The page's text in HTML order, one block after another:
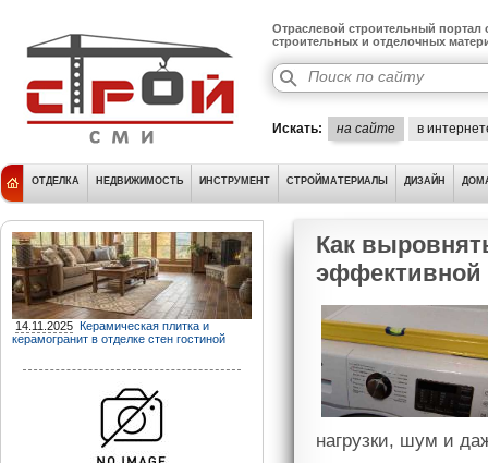
Отраслевой строительный портал
строительных и отделочных
Искать: на сайте в
ОТДЕЛКА НЕДВИЖИМОСТЬ ИНСТРУМЕНТ СТРОЙМАТЕРИАЛЫ ДИЗАЙН
14.11.2025 Керамическая плитка и
керамогранит в отделке стен гостиной
Как
эффективной
нагрузки, шум и